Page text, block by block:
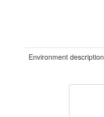
Environment description